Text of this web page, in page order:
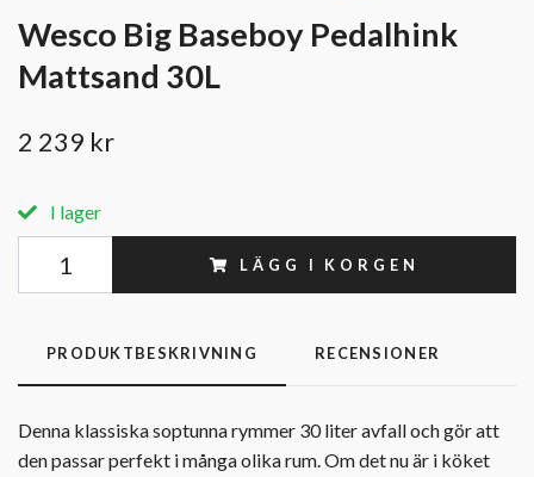
Wesco Big Baseboy Pedalhink
Mattsand 30L
2 239 kr
I lager
LÄGG I KORGEN
PRODUKTBESKRIVNING RECENSIONER
Denna klassiska soptunna rymmer 30 liter avfall och gör att
den passar perfekt i många olika rum. Om det nu är i köket